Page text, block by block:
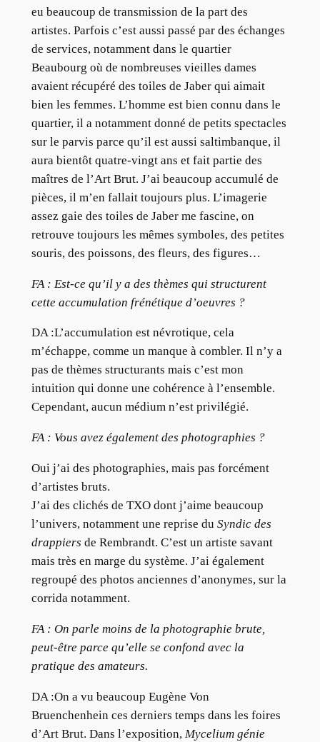
eu beaucoup de transmission de la part des
artistes. Parfois c’est aussi passé par des échanges
de services, notamment dans le quartier
Beaubourg où de nombreuses vieilles dames
avaient récupéré des toiles de Jaber qui aimait
bien les femmes. L’homme est bien connu dans le
quartier, il a notamment donné de petits spectacles
sur le parvis parce qu’il est aussi saltimbanque, il
aura bientôt quatre-vingt ans et fait partie des
maîtres de l’Art Brut. J’ai beaucoup accumulé de
pièces, il m’en fallait toujours plus. L’imagerie
assez gaie des toiles de Jaber me fascine, on
retrouve toujours les mêmes symboles, des petites
souris, des poissons, des fleurs, des figures…
FA : Est-ce qu’il y a des thèmes qui structurent
cette accumulation frénétique d’oeuvres ?
DA :L’accumulation est névrotique, cela
m’échappe, comme un manque à combler. Il n’y a
pas de thèmes structurants mais c’est mon
intuition qui donne une cohérence à l’ensemble.
Cependant, aucun médium n’est privilégié.
FA : Vous avez également des photographies ?
Oui j’ai des photographies, mais pas forcément
d’artistes bruts.
J’ai des clichés de TXO dont j’aime beaucoup
l’univers, notamment une reprise du Syndic des
drappiers de Rembrandt. C’est un artiste savant
mais très en marge du système. J’ai également
regroupé des photos anciennes d’anonymes, sur la
corrida notamment.
FA : On parle moins de la photographie brute,
peut-être parce qu’elle se confond avec la
pratique des amateurs.
DA :On a vu beaucoup Eugène Von
Bruenchenhein ces derniers temps dans les foires
d’Art Brut. Dans l’exposition, Mycelium génie